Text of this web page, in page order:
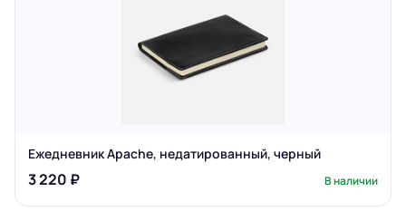
Ежедневник Apache, недатированный, черный
3 220 ₽ В наличии